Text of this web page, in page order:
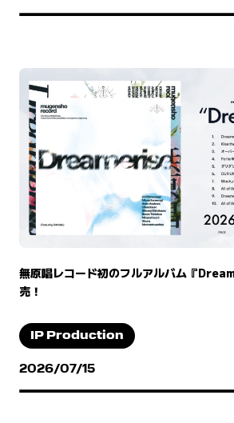
無原唱レコード初のフルアルバム『
売！
IP Production
2026/07/15